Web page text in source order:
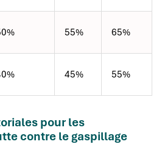
55% 65%
45% 55%
pour les
contre le gaspillage